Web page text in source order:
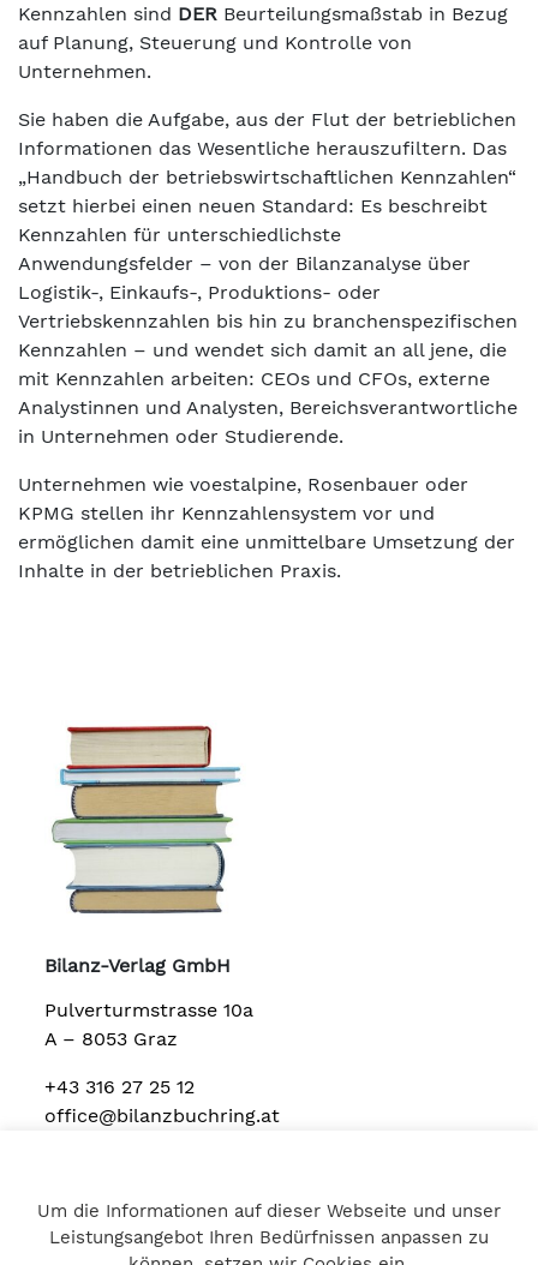
Kennzahlen sind DER Beurteilungsmaßstab in Bezug
auf Planung, Steuerung und Kontrolle von
Unternehmen.
Sie haben die Aufgabe, aus der Flut der betrieblichen
Informationen das Wesentliche herauszufiltern. Das
„Handbuch der betriebswirtschaftlichen Kennzahlen“
setzt hierbei einen neuen Standard: Es beschreibt
Kennzahlen für unterschiedlichste
Anwendungsfelder – von der Bilanzanalyse über
Logistik-, Einkaufs-, Produktions- oder
Vertriebskennzahlen bis hin zu branchenspezifischen
Kennzahlen – und wendet sich damit an all jene, die
mit Kennzahlen arbeiten: CEOs und CFOs, externe
Analystinnen und Analysten, Bereichsverantwortliche
in Unternehmen oder Studierende.
Unternehmen wie voestalpine, Rosenbauer oder
KPMG stellen ihr Kennzahlensystem vor und
ermöglichen damit eine unmittelbare Umsetzung der
Inhalte in der betrieblichen Praxis.
Bilanz-Verlag GmbH
Pulverturmstrasse 10a
A – 8053 Graz
+43 316 27 25 12
office@bilanzbuchring.at
Home
Impressum
Um die Informationen auf dieser Webseite und unser
Leistungsangebot Ihren Bedürfnissen anpassen zu